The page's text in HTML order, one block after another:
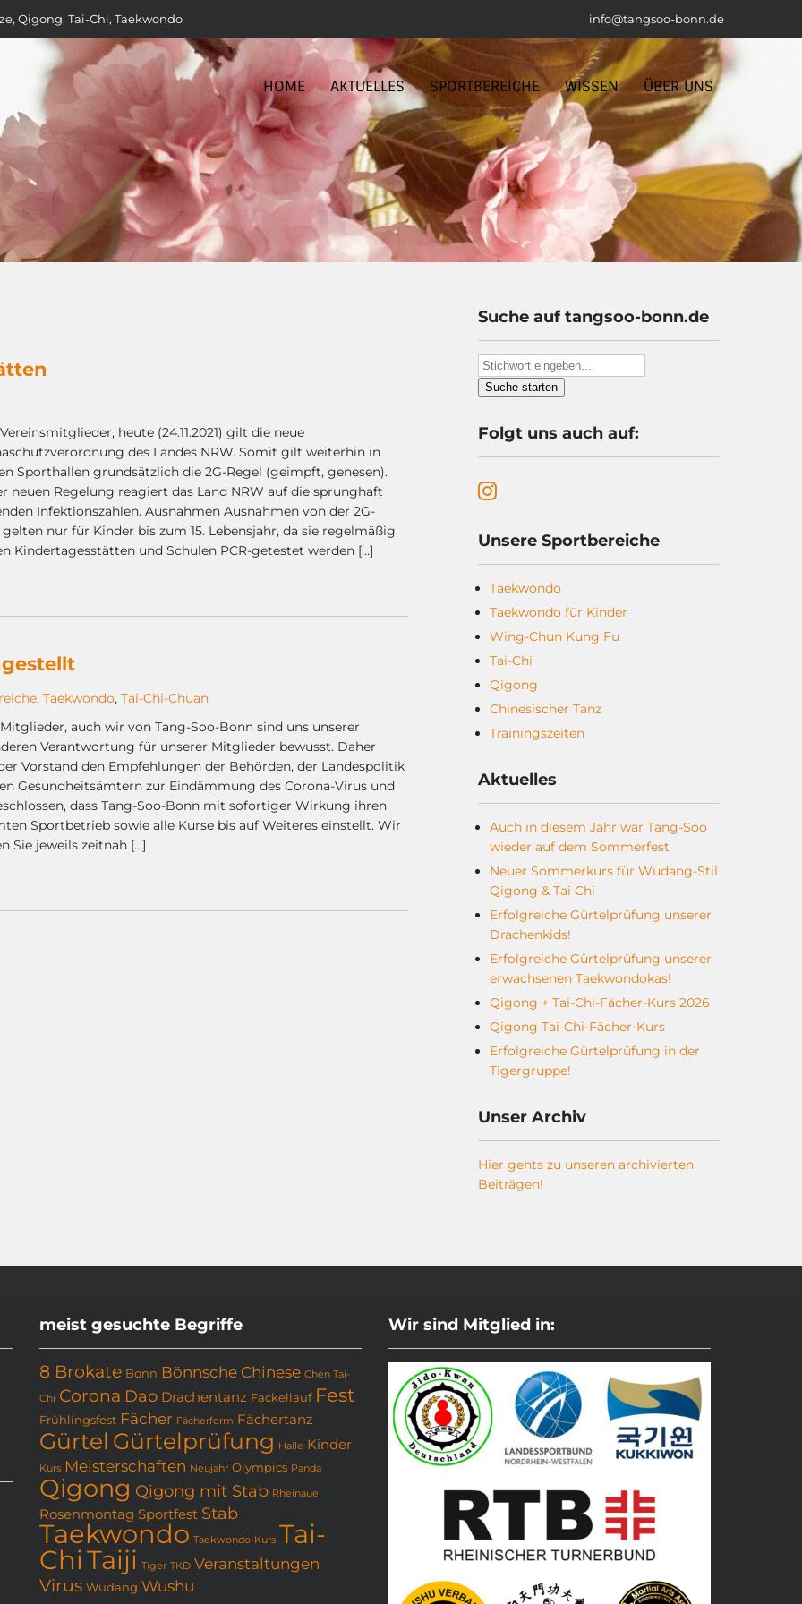
Qigong, Tai-Chi, Taekwondo info@tangsoo-bonn.de
HOME AKTUELLES SPORTBEREICHE WISSEN ÜBER UNS
heute (24.11.2021) gilt die neue
des Landes NRW. Somit gilt weiterhin in
Sporthallen grundsätzlich die 2G-Regel (geimpft, genesen).
neuen Regelung reagiert das Land NRW auf die sprunghaft
Infektionszahlen. Ausnahmen Ausnahmen von der 2G-
gelten nur für Kinder bis zum 15. Lebensjahr, da sie regelmäßig
Kindertagesstätten und Schulen PCR-getestet werden […]
, Taekwondo, Tai-Chi-Chuan
auch wir von Tang-Soo-Bonn sind uns unserer
Verantwortung für unserer Mitglieder bewusst. Daher
Vorstand den Empfehlungen der Behörden, der Landespolitik
Gesundheitsämtern zur Eindämmung des Corona-Virus und
dass Tang-Soo-Bonn mit sofortiger Wirkung ihren
Sportbetrieb sowie alle Kurse bis auf Weiteres einstellt. Wir
Sie jeweils zeitnah […]
Suche auf tangsoo-bonn.de
Folgt uns auch auf:
Unsere Sportbereiche
Taekwondo
Taekwondo für Kinder
Wing-Chun Kung Fu
Tai-Chi
Qigong
Chinesischer Tanz
Trainingszeiten
Aktuelles
Auch in diesem Jahr war Tang-Soo
wieder auf dem Sommerfest
Neuer Sommerkurs für Wudang-Stil
Qigong & Tai Chi
Erfolgreiche Gürtelprüfung unserer
Drachenkids!
Erfolgreiche Gürtelprüfung unserer
erwachsenen Taekwondokas!
Qigong + Tai-Chi-Fächer-Kurs 2026
Qigong Tai-Chi-Fächer-Kurs
Erfolgreiche Gürtelprüfung in der
Tigergruppe!
Unser Archiv
Hier gehts zu unseren archivierten
Beiträgen!
meist gesuchte Begriffe
8 Brokate Bonn Bönnsche Chinese Chen Tai-
Chi Corona Dao Drachentanz Fackellauf Fest
Frühlingsfest Fächer Fächerform Fächertanz
Gürtel Gürtelprüfung Halle Kinder
Kurs Meisterschaften Neujahr Olympics Panda
Qigong Qigong mit Stab Rheinaue
Rosenmontag Sportfest Stab
Taekwondo Taekwondo-Kurs Tai-
ChiTaiji Tiger TKD Veranstaltungen
Virus Wudang Wushu
Wir sind Mitglied in: